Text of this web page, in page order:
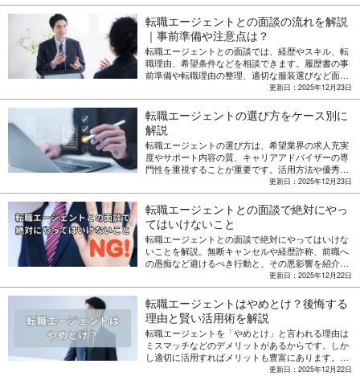
転職エージェントとの面談の流れを解説
｜事前準備や注意点は？
転職エージェントとの面談では、経歴やスキル、転
職理由、希望条件などを相談できます。履歴書の事
前準備や転職理由の整理、適切な服装選びなど面談
前の準備事項や、どこまで正直に話すべきかについ
ても解説します。
更新日：2025年12月23日
転職エージェントの選び方をケース別に
解説
転職エージェントの選び方は、希望業界の求人充実
度やサポート内容の質、キャリアアドバイザーの専
門性を重視することが重要です。活用方法や優秀な
キャリアアドバイザーの見極め方を解説します。
更新日：2025年12月23日
転職エージェントとの面談で絶対にやっ
てはいけないこと
転職エージェントとの面談で絶対にやってはいけな
いことを解説。無断キャンセルや経歴詐称、前職へ
の愚痴など避けるべき行動と、その悪影響を紹介し
ます。好印象を与えるための服装や話し方のポイン
ト、効果的な面談準備の方法についても解説しま
す。
更新日：2025年12月22日
転職エージェントはやめとけ？後悔する
理由と賢い活用術を解説
転職エージェントを「やめとけ」と言われる理由は
ミスマッチなどのデメリットがあるからです。しか
し適切に活用すればメリットも豊富にあります。要
注意な特徴や効果的な活用方法などを解説します。
更新日：2025年12月22日